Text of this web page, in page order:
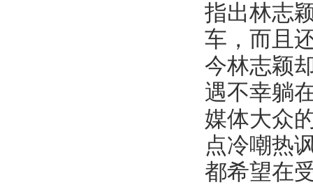
指出林志
车，而且
今林志颖
遇不幸躺
媒体大众
点冷嘲热
都希望在